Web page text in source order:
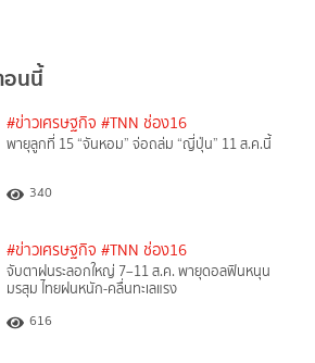
นนี้
#ข่าวเศรษฐกิจ #TNN ช่อง16
พายุลูกที่ 15 “จันหอม” จ่อถล่ม “ญี่ปุ่น” 11 ส.ค.นี้
340
#ข่าวเศรษฐกิจ #TNN ช่อง16
จับตาฝนระลอกใหญ่ 7–11 ส.ค. พายุดอลฟินหนุน
มรสุม ไทยฝนหนัก-คลื่นทะเลแรง
616